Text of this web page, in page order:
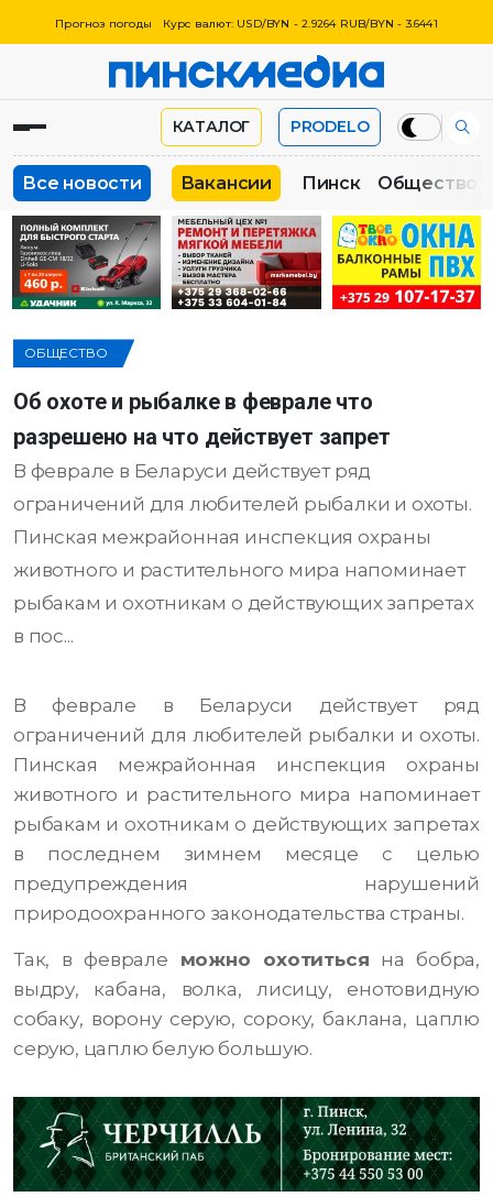
Прогноз погоды Курс валют: USD/BYN - 2.9264 RUB/BYN - 3.6441
КАТАЛОГ PRODELO
Все новости Вакансии Пинск Общество
ОБЩЕСТВО
Об охоте и рыбалке в феврале что
разрешено на что действует запрет
В феврале в Беларуси действует ряд
ограничений для любителей рыбалки и охоты.
Пинская межрайонная инспекция охраны
животного и растительного мира напоминает
рыбакам и охотникам о действующих запретах
в пос...
В феврале в Беларуси действует ряд
ограничений для любителей рыбалки и охоты.
Пинская межрайонная инспекция охраны
животного и растительного мира напоминает
рыбакам и охотникам о действующих запретах
в последнем зимнем месяце с целью
предупреждения нарушений
природоохранного законодательства страны.
Так, в феврале можно охотиться на бобра,
выдру, кабана, волка, лисицу, енотовидную
собаку, ворону серую, сороку, баклана, цаплю
серую, цаплю белую большую.